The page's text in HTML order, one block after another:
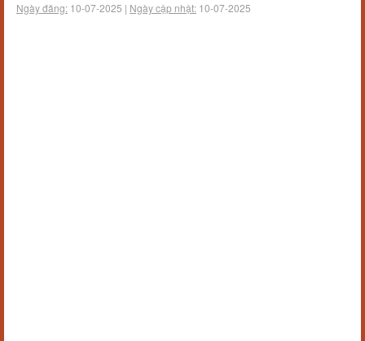
Ngày đăng: 10-07-2025 | Ngày cập nhật: 10-07-2025